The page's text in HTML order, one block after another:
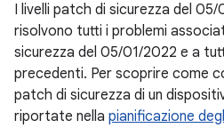
I livelli patch di sicurezza del
risolvono tutti i problemi
sicurezza del 05/01/2022 e a
precedenti. Per scoprire come
patch di sicurezza di un
riportate nella pianificazione